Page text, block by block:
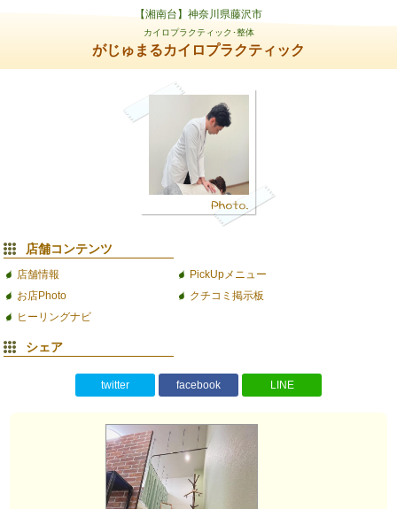
【湘南台】神奈川県藤沢市
カイロプラクティック･整体
がじゅまるカイロプラクティック
店舗コンテンツ
店舗情報
PickUpメニュー
お店Photo
クチコミ掲示板
ヒーリングナビ
シェア
twitter facebook LINE